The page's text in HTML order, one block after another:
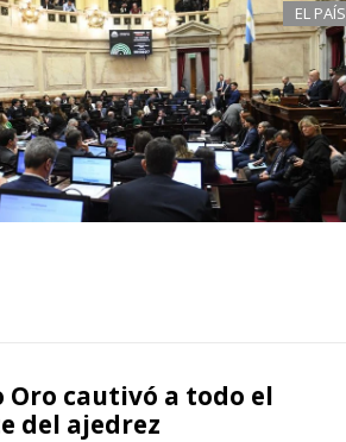
EL PAÍS
Oro cautivó a todo el
del ajedrez